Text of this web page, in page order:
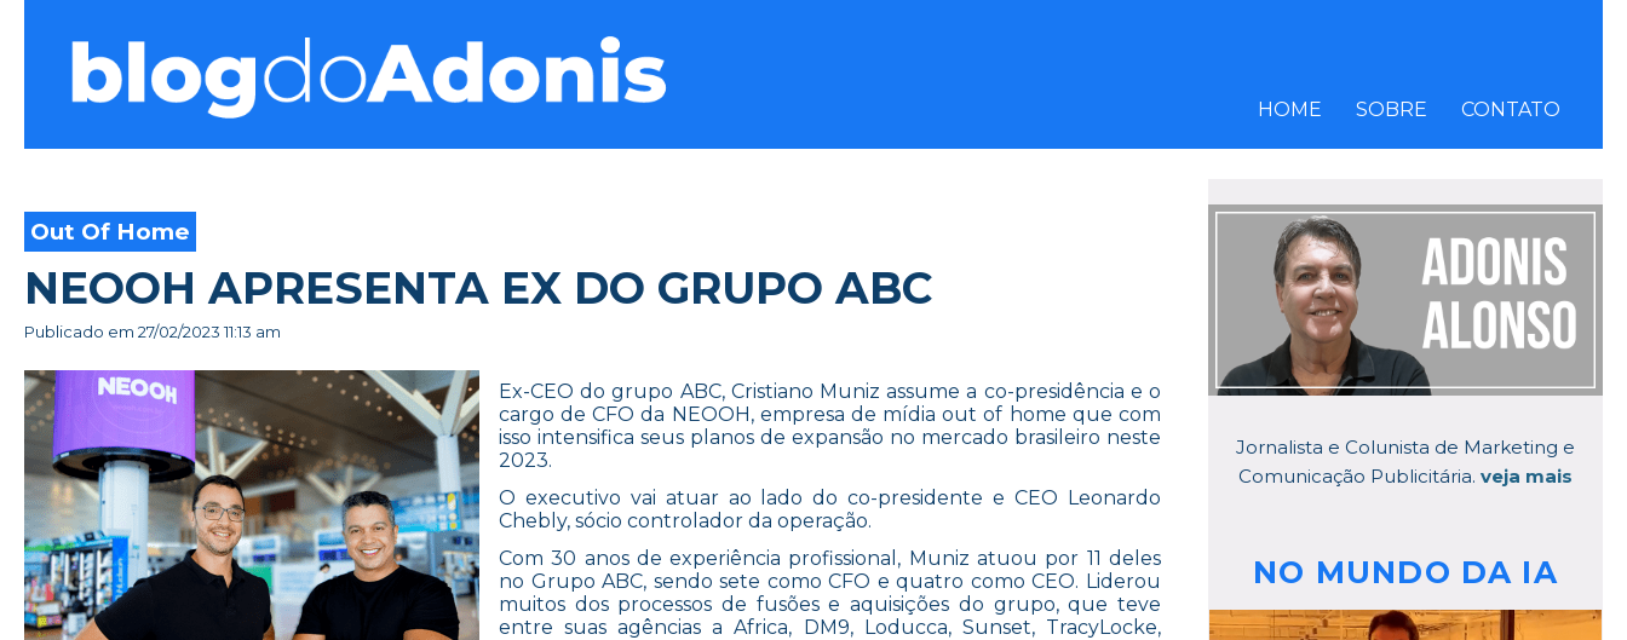
Blog do Adonis
HOME SOBRE CONTATO
Out Of Home
NEOOH APRESENTA EX DO GRUPO ABC
Publicado em 27/02/2023 11:13 am
Ex-CEO do grupo ABC, Cristiano Muniz assume a co-presidência e o
cargo de CFO da NEOOH, empresa de mídia out of home que com
isso intensifica seus planos de expansão no mercado brasileiro neste
2023.
O executivo vai atuar ao lado do co-presidente e CEO Leonardo
Chebly, sócio controlador da operação.
Com 30 anos de experiência profissional, Muniz atuou por 11 deles
no Grupo ABC, sendo sete como CFO e quatro como CEO. Liderou
muitos dos processos de fusões e aquisições do grupo, que teve
entre suas agências a Africa, DM9, Loducca, Sunset, TracyLocke,
Jornalista e Colunista de Marketing e
Comunicação Publicitária. veja mais
NO MUNDO DA IA